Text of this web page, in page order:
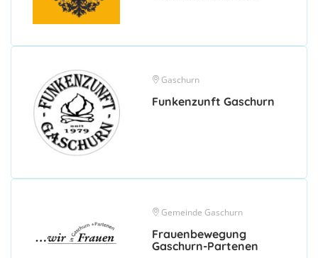
Gaschurn
Funkenzunft Gaschurn
Gemeinde Gaschurn
Frauenbewegung
Gaschurn-Partenen